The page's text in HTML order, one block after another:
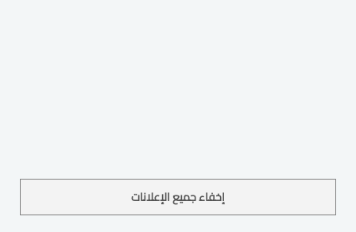
إخفاء جميع الإعلانات